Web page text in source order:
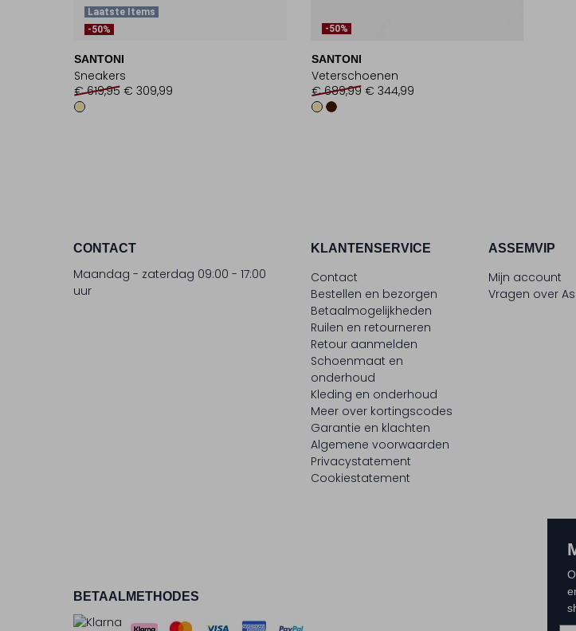
Laatste Items
-50%
SANTONI
Sneakers
€ 619,95 € 309,99
-50%
SANTONI
Veterschoenen
€ 689,99 € 344,99
CONTACT
Maandag - zaterdag 09:00 - 17:00
uur
KLANTENSERVICE
Contact
Bestellen en bezorgen
Betaalmogelijkheden
Ruilen en retourneren
Retour aanmelden
Schoenmaat en
onderhoud
Kleding en onderhoud
Meer over kortingscodes
Garantie en klachten
Algemene voorwaarden
Privacystatement
Cookiestatement
ASSEMVIP
Mijn account
Vragen over
BETAALMETHODES